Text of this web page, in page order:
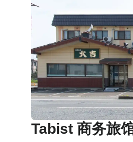
Tabist 商务旅